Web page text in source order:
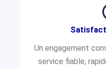
Un engagement
service fiable,